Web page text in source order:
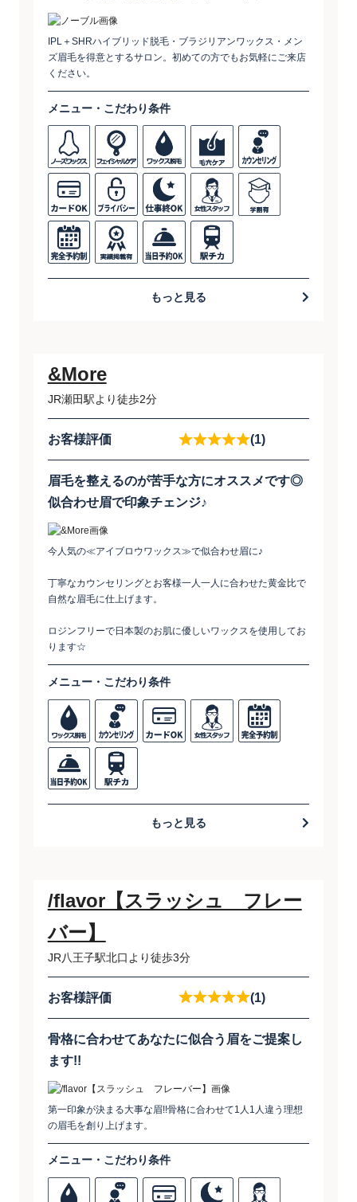
IPL＋SHRハイブリッド脱毛・ブラジリアンワックス・メン
ズ眉毛を得意とするサロン。初めての方でもお気軽にご来店
ください。
メニュー・こだわり条件
もっと見る
&More
JR瀬田駅より徒歩2分
お客様評価 (1)
眉毛を整えるのが苦手な方にオススメです◎
似合わせ眉で印象チェンジ♪
今人気の≪アイブロウワックス≫で似合わせ眉に♪
丁寧なカウンセリングとお客様一人一人に合わせた黄金比で
自然な眉毛に仕上げます。
ロジンフリーで日本製のお肌に優しいワックスを使用してお
ります☆
メニュー・こだわり条件
もっと見る
/flavor【スラッシュ フレー
バー】
JR八王子駅北口より徒歩3分
お客様評価 (1)
骨格に合わせてあなたに似合う眉をご提案し
ます!!
第一印象が決まる大事な眉!!骨格に合わせて1人1人違う理想
の眉毛を創り上げます。
メニュー・こだわり条件